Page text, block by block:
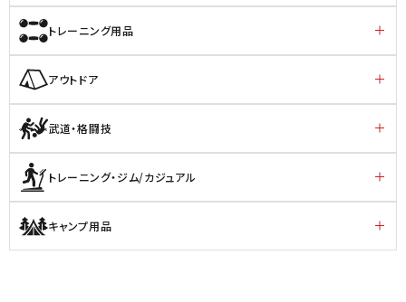
トレーニング用品
アウトドア
武道・格闘技
トレーニング・ジム/カジュアル
キャンプ用品